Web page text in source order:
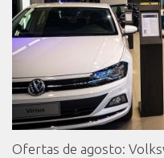
Ofertas de agosto: